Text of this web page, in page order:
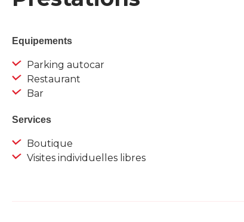
Equipements
Parking autocar
Restaurant
Bar
Services
Boutique
Visites individuelles libres